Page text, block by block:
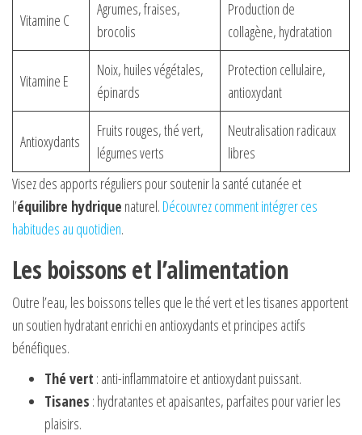
Vitamine C
Agrumes, fraises,
brocolis
Production de
collagène, hydratation
Vitamine E
Noix, huiles végétales,
épinards
Protection cellulaire,
antioxydant
Antioxydants
Fruits rouges, thé vert,
légumes verts
Neutralisation radicaux
libres
Visez des apports réguliers pour soutenir la santé cutanée et
l’équilibre hydrique naturel. Découvrez comment intégrer ces
habitudes au quotidien.
Les boissons et l’alimentation
Outre l’eau, les boissons telles que le thé vert et les tisanes apportent
un soutien hydratant enrichi en antioxydants et principes actifs
bénéfiques.
Thé vert : anti-inflammatoire et antioxydant puissant.
Tisanes : hydratantes et apaisantes, parfaites pour varier les
plaisirs.